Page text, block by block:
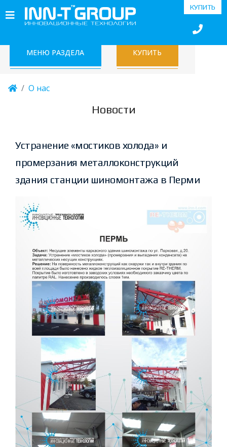
КУПИТЬ
МЕНЮ РАЗДЕЛА КУПИТЬ
О нас
Новости
Устранение «мостиков холода» и
промерзания металлоконструкций
здания станции шиномонтажа в Перми